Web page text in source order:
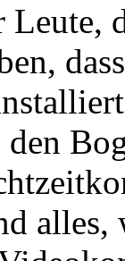
Leute,
alles,